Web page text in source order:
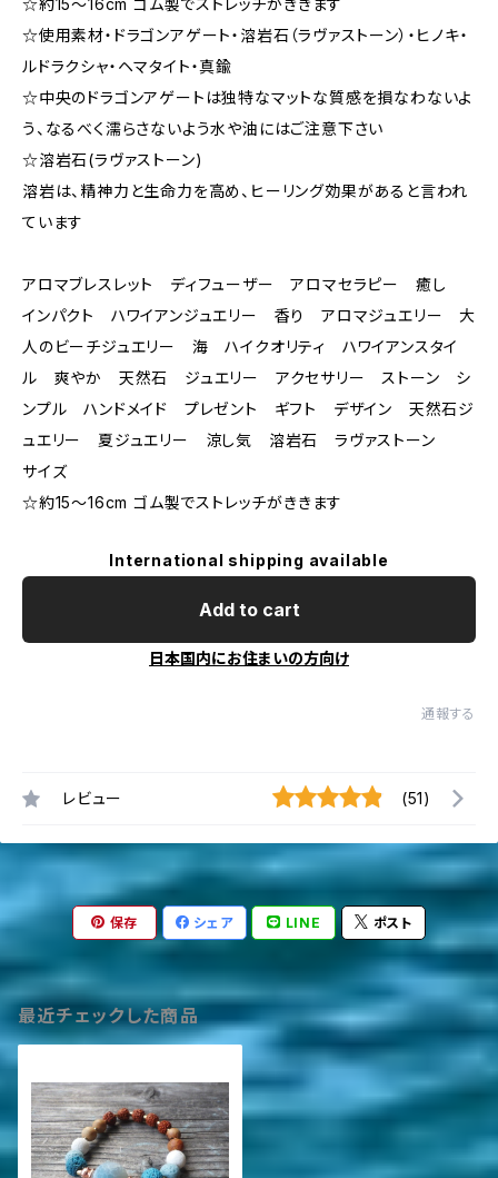
☆約15～16cm ゴム製でストレッチがききます
☆使用素材・ドラゴンアゲート・溶岩石（ラヴァストーン）・ヒノキ・
ルドラクシャ・ヘマタイト・真鍮
☆中央のドラゴンアゲートは独特なマットな質感を損なわないよ
う、なるべく濡らさないよう水や油にはご注意下さい
☆溶岩石(ラヴァストーン)
溶岩は、精神力と生命力を高め、ヒーリング効果があると言われ
ています
アロマブレスレット ディフューザー アロマセラピー 癒し
インパクト ハワイアンジュエリー 香り アロマジュエリー 大
人のビーチジュエリー 海 ハイクオリティ ハワイアンスタイ
ル 爽やか 天然石 ジュエリー アクセサリー ストーン シ
ンプル ハンドメイド プレゼント ギフト デザイン 天然石ジ
ュエリー 夏ジュエリー 涼し気 溶岩石 ラヴァストーン
サイズ
☆約15～16cm ゴム製でストレッチがききます
International shipping available
Add to cart
日本国内にお住まいの方向け
通報する
レビュー (51)
保存 シェア LINE ポスト
最近チェックした商品